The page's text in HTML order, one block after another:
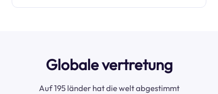
Globale vertretung
Auf 195 länder hat die welt abgestimmt